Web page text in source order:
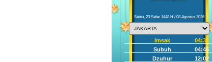
Sabtu, 23 Safar 1448 H / 08 Agustus 2026
Imsak
04:35
Subuh
04:45
Dzuhur
12:02